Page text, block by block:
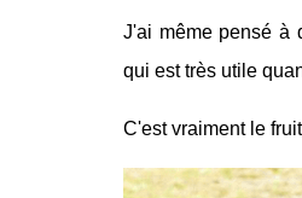
J'ai même pensé à
qui est très utile
C'est vraiment le